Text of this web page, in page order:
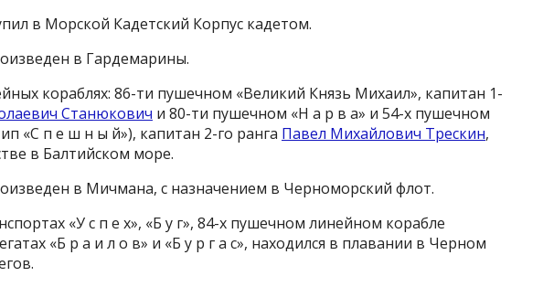
в Морской Кадетский Корпус кадетом.
в Гардемарины.
кораблях: 86-ти пушечном «Великий Князь Михаил», капитан 1-
Станюкович и 80-ти пушечном «Н а р в а» и 54-х пушечном
«С п е ш н ы й»), капитан 2-го ранга Павел Михайлович Трескин,
в Балтийском море.
в Мичмана, с назначением в Черноморский флот.
«У с п е х», «Б у г», 84-х пушечном линейном корабле
«Б р а и л о в» и «Б у р г а с», находился в плавании в Черном